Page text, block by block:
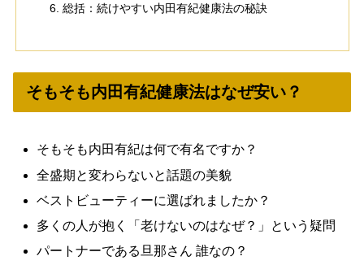
総括：続けやすい内田有紀健康法の秘訣
そもそも内田有紀健康法はなぜ安い？
そもそも内田有紀は何で有名ですか？
全盛期と変わらないと話題の美貌
ベストビューティーに選ばれましたか？
多くの人が抱く「老けないのはなぜ？」という疑問
パートナーである旦那さん 誰なの？